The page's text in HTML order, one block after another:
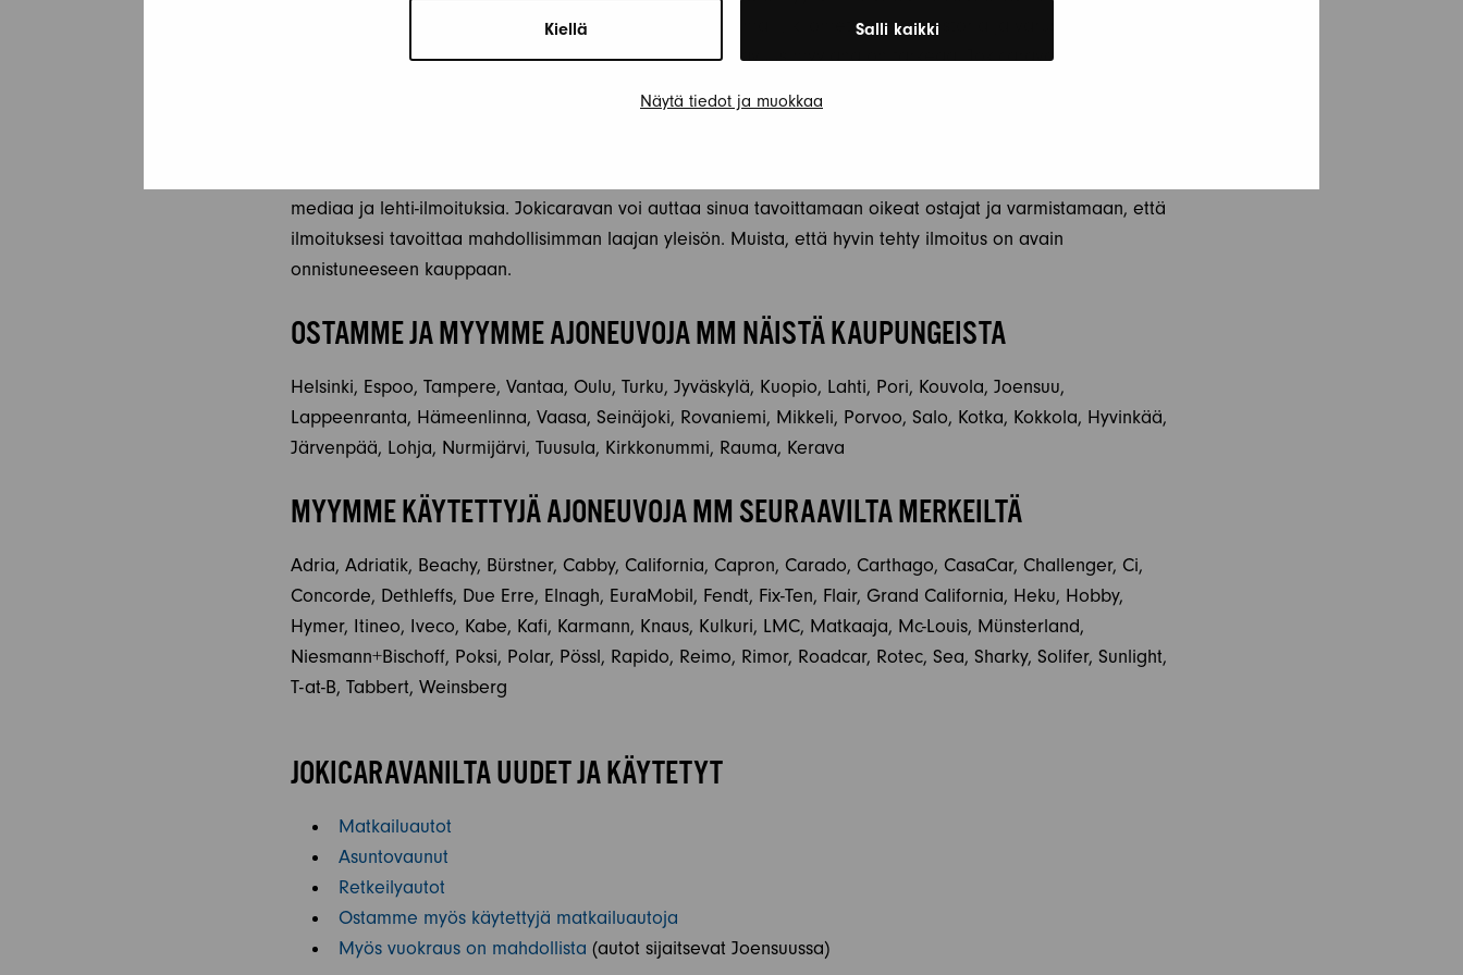
Kiellä Salli kaikki
Näytä tiedot ja muokkaa
kaikki olennainen tieto, kuten auton merkki, malli, vuosimalli, kilometrit, huoltohistoria ja varusteet. Ole
rehellinen ja avoin mahdollisista puutteista, sillä luotettavuus myyjänä on tärkeää. Jokicaravan neuvoo
mediaa ja lehti-ilmoituksia. Jokicaravan voi auttaa sinua tavoittamaan oikeat ostajat ja varmistamaan, että
ilmoituksesi tavoittaa mahdollisimman laajan yleisön. Muista, että hyvin tehty ilmoitus on avain
onnistuneeseen kauppaan.
OSTAMME JA MYYMME AJONEUVOJA MM NÄISTÄ KAUPUNGEISTA
Helsinki, Espoo, Tampere, Vantaa, Oulu, Turku, Jyväskylä, Kuopio, Lahti, Pori, Kouvola, Joensuu,
Lappeenranta, Hämeenlinna, Vaasa, Seinäjoki, Rovaniemi, Mikkeli, Porvoo, Salo, Kotka, Kokkola, Hyvinkää,
Järvenpää, Lohja, Nurmijärvi, Tuusula, Kirkkonummi, Rauma, Kerava
MYYMME KÄYTETTYJÄ AJONEUVOJA MM SEURAAVILTA MERKEILTÄ
Adria, Adriatik, Beachy, Bürstner, Cabby, California, Capron, Carado, Carthago, CasaCar, Challenger, Ci,
Concorde, Dethleffs, Due Erre, Elnagh, EuraMobil, Fendt, Fix-Ten, Flair, Grand California, Heku, Hobby,
Hymer, Itineo, Iveco, Kabe, Kafi, Karmann, Knaus, Kulkuri, LMC, Matkaaja, Mc-Louis, Münsterland,
Niesmann+Bischoff, Poksi, Polar, Pössl, Rapido, Reimo, Rimor, Roadcar, Rotec, Sea, Sharky, Solifer, Sunlight,
T-at-B, Tabbert, Weinsberg
JOKICARAVANILTA UUDET JA KÄYTETYT
Matkailuautot
Asuntovaunut
Retkeilyautot
Ostamme myös käytettyjä matkailuautoja
Myös vuokraus on mahdollista (autot sijaitsevat Joensuussa)